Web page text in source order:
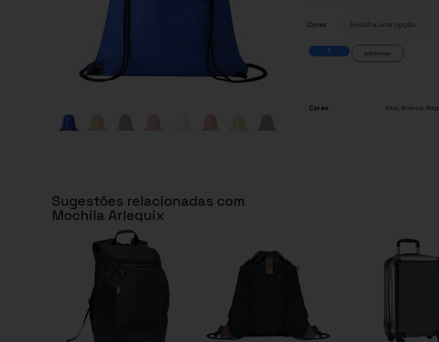
Cores
adicionar
Cores Azul, Branco,
Sugestões relacionadas com
Mochila Arlequix